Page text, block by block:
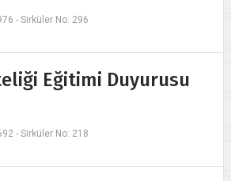
- Sirküler No: 296
Eğitimi Duyurusu
- Sirküler No: 218